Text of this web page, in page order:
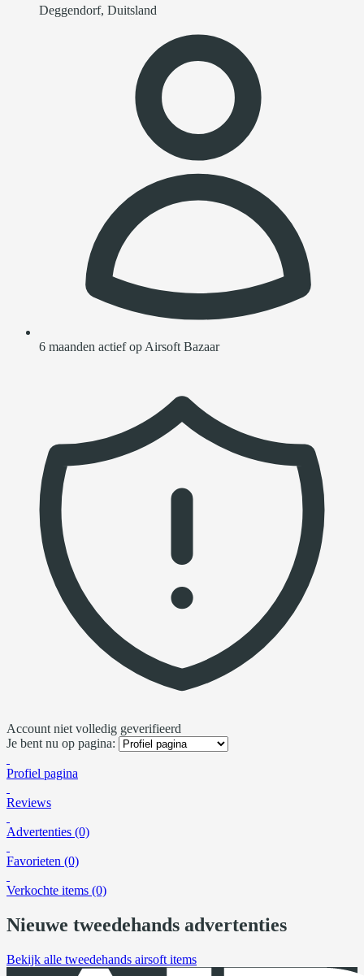
Deggendorf, Duitsland
6 maanden actief op Airsoft Bazaar
Account niet volledig geverifieerd
Je bent nu op pagina:
Profiel pagina
Reviews
Advertenties (0)
Favorieten (0)
Verkochte items (0)
Nieuwe tweedehands advertenties
Bekijk alle tweedehands airsoft items